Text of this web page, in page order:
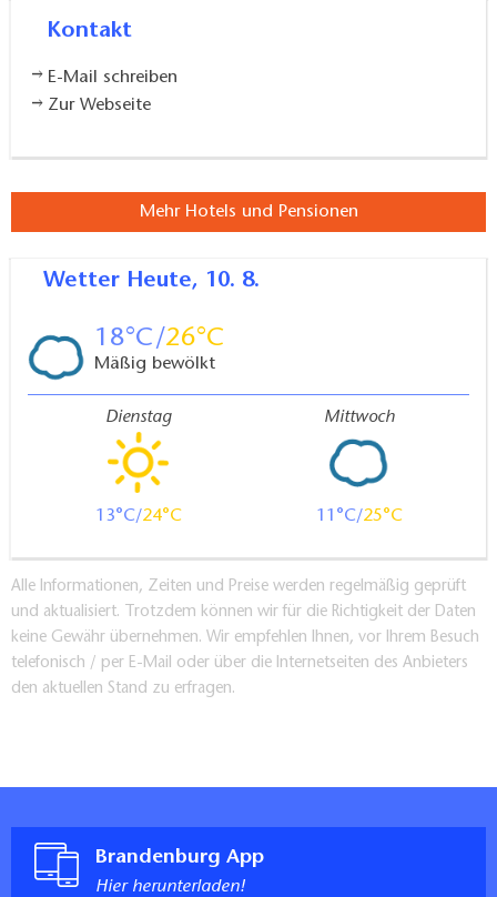
Kontakt
E-Mail schreiben
Zur Webseite
Mehr Hotels und Pensionen
Wetter Heute, 10. 8.
18 26
Mäßig bewölkt
Dienstag
13 24
Mittwoch
11 25
Alle Informationen, Zeiten und Preise werden regelmäßig geprüft
und aktualisiert. Trotzdem können wir für die Richtigkeit der Daten
keine Gewähr übernehmen. Wir empfehlen Ihnen, vor Ihrem Besuch
telefonisch / per E-Mail oder über die Internetseiten des Anbieters
den aktuellen Stand zu erfragen.
Brandenburg App
Hier herunterladen!